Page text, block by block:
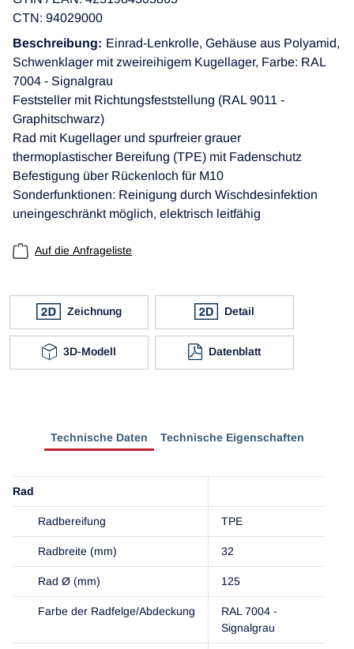
CTN: 94029000
Beschreibung: Einrad-Lenkrolle, Gehäuse aus Polyamid,
Schwenklager mit zweireihigem Kugellager, Farbe: RAL
7004 - Signalgrau
Feststeller mit Richtungsfeststellung (RAL 9011 -
Graphitschwarz)
Rad mit Kugellager und spurfreier grauer
thermoplastischer Bereifung (TPE) mit Fadenschutz
Befestigung über Rückenloch für M10
Sonderfunktionen: Reinigung durch Wischdesinfektion
uneingeschränkt möglich, elektrisch leitfähig
Auf die Anfrageliste
Zeichnung Detail
3D-Modell Datenblatt
Technische Daten Technische Eigenschaften
Rad
Radbereifung TPE
Radbreite (mm) 32
Rad Ø (mm) 125
Farbe der Radfelge/Abdeckung
RAL 7004 -
Signalgrau